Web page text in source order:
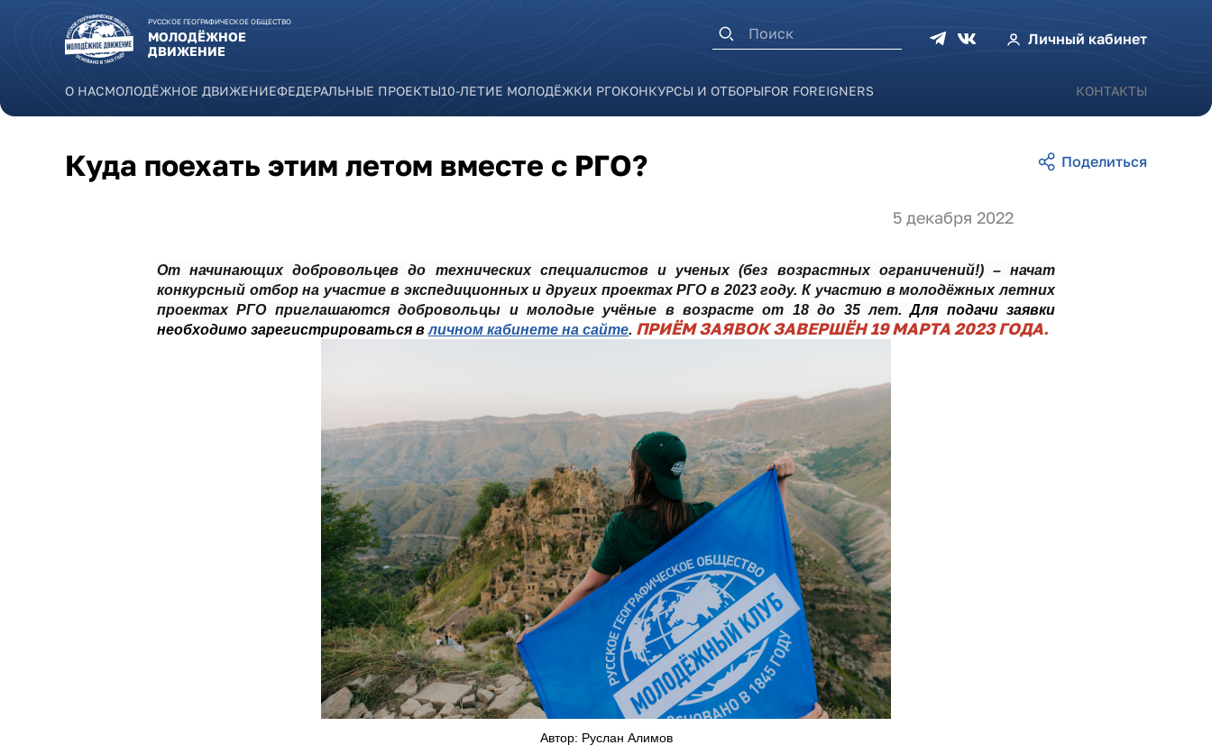
РУССКОЕ ГЕОГРАФИЧЕСКОЕ ОБЩЕСТВО
МОЛОДЁЖНОЕ
ДВИЖЕНИЕ
Личный кабинет
Форма поиска
О НАСМОЛОДЁЖНОЕ ДВИЖЕНИЕФЕДЕРАЛЬНЫЕ ПРОЕКТЫ10-ЛЕТИЕ МОЛОДЁЖКИ РГОКОНКУРСЫ И ОТБОРЫFOR FOREIGNERS КОНТАКТЫ
5 декабря 2022
Куда поехать этим летом вместе с РГО?
От начинающих добровольцев до технических специалистов и ученых (без возрастных ограничений!) – начат
конкурсный отбор на участие в экспедиционных и других проектах РГО в 2023 году. К участию в молодёжных летних
проектах РГО приглашаются добровольцы и молодые учёные в возрасте от 18 до 35 лет.Для подачи заявки
необходимо зарегистрироваться вличном кабинете на сайте. ПРИЁМ ЗАЯВОК ЗАВЕРШЁН 19 МАРТА 2023 ГОДА.
Автор: Руслан Алимов